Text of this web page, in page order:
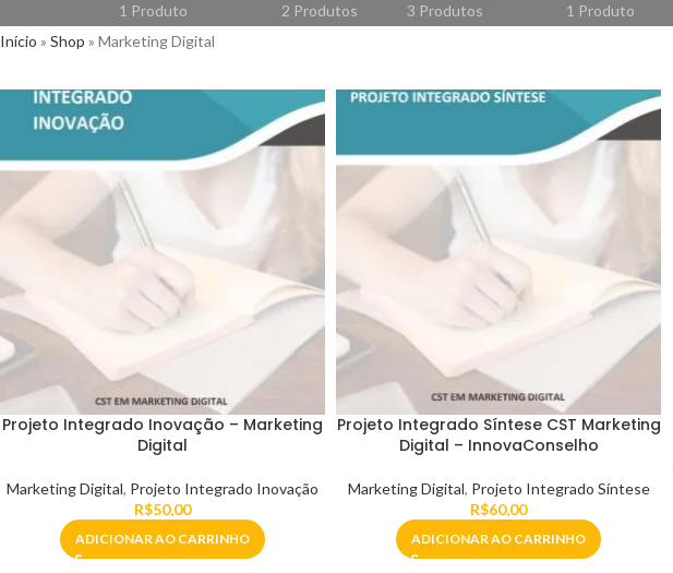
1 Produto
2 Produtos
3 Produtos
1 Produto
Início » Shop » Marketing Digital
Projeto Integrado Inovação – Marketing
Digital
Marketing Digital, Projeto Integrado Inovação
R$50,00
ADICIONAR AO CARRINHO
Projeto Integrado Síntese CST Marketing
Digital – InnovaConselho
Marketing Digital, Projeto Integrado Síntese
R$60,00
ADICIONAR AO CARRINHO